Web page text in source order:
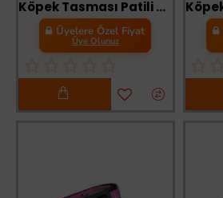
Köpek Tasması Patili Dokuma 2 cm - Min: 30 cm - Max: 50 cm Açık Mavi
Üyelere Özel Fiyat
Üye Olunuz